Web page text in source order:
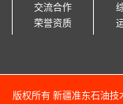
交流合作
荣誉资质
版权所有 新疆准东石油技